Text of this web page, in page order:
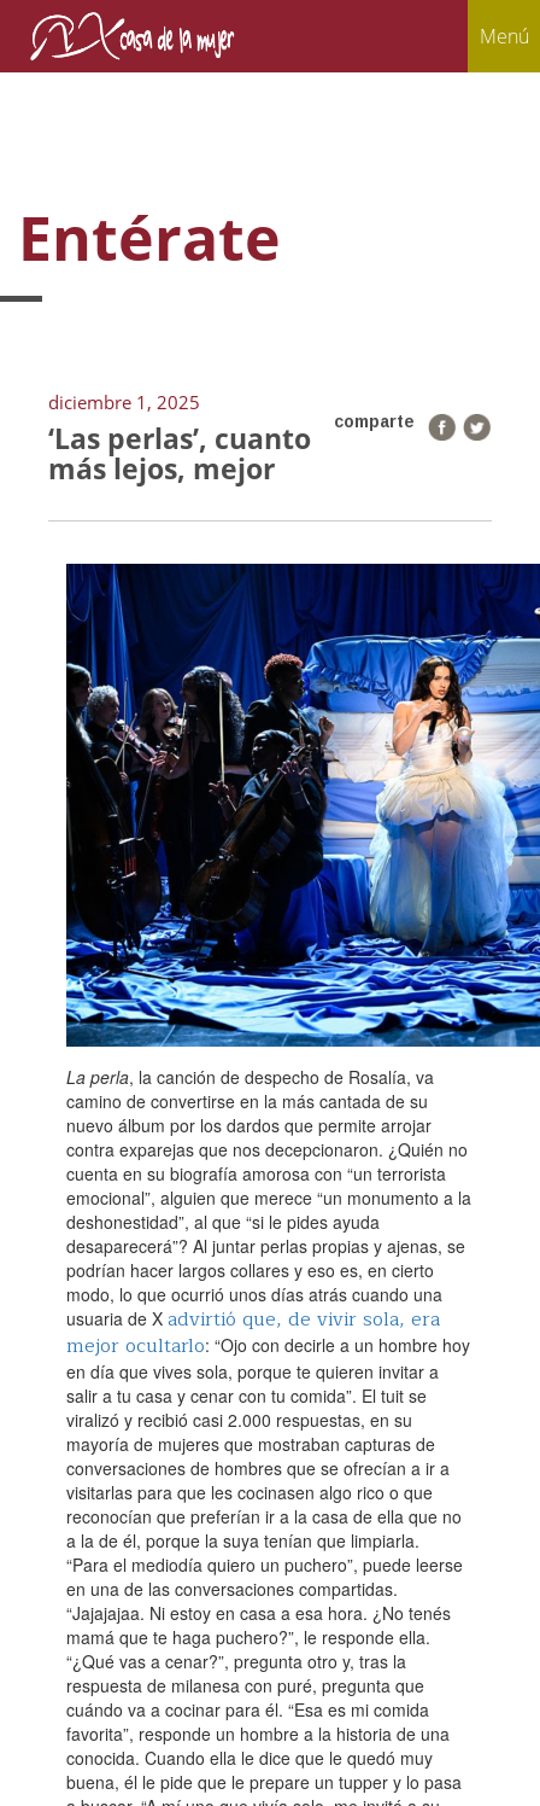
Menú
Entérate
diciembre 1, 2025
comparte
‘Las perlas’, cuanto
más lejos, mejor
La perla, la canción de despecho de Rosalía, va
camino de convertirse en la más cantada de su
nuevo álbum por los dardos que permite arrojar
contra exparejas que nos decepcionaron. ¿Quién no
cuenta en su biografía amorosa con “un terrorista
emocional”, alguien que merece “un monumento a la
deshonestidad”, al que “si le pides ayuda
desaparecerá”? Al juntar perlas propias y ajenas, se
podrían hacer largos collares y eso es, en cierto
modo, lo que ocurrió unos días atrás cuando una
usuaria de X advirtió que, de vivir sola, era
mejor ocultarlo: “Ojo con decirle a un hombre hoy
en día que vives sola, porque te quieren invitar a
salir a tu casa y cenar con tu comida”. El tuit se
viralizó y recibió casi 2.000 respuestas, en su
mayoría de mujeres que mostraban capturas de
conversaciones de hombres que se ofrecían a ir a
visitarlas para que les cocinasen algo rico o que
reconocían que preferían ir a la casa de ella que no
a la de él, porque la suya tenían que limpiarla.
“Para el mediodía quiero un puchero”, puede leerse
en una de las conversaciones compartidas.
“Jajajajaa. Ni estoy en casa a esa hora. ¿No tenés
mamá que te haga puchero?”, le responde ella.
“¿Qué vas a cenar?”, pregunta otro y, tras la
respuesta de milanesa con puré, pregunta que
cuándo va a cocinar para él. “Esa es mi comida
favorita”, responde un hombre a la historia de una
conocida. Cuando ella le dice que le quedó muy
buena, él le pide que le prepare un tupper y lo pasa